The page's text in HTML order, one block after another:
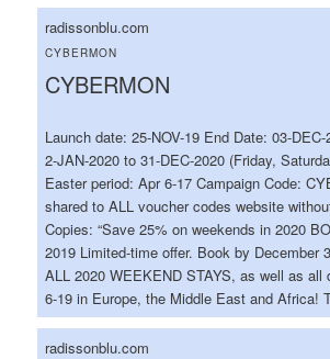
radissonblu.com
CYBERMON
CYBERMON
Launch date: 25-NOV-19 End Date: 03-
2-JAN-2020 to 31-DEC-2020 (Friday,
Easter period: Apr 6-17 Campaign Code:
shared to ALL voucher codes website
Copies: “Save 25% on weekends in 2020
2019 Limited-time offer. Book by December
ALL 2020 WEEKEND STAYS, as well as all
6-19 in Europe, the Middle East and Africa!
radissonblu.com